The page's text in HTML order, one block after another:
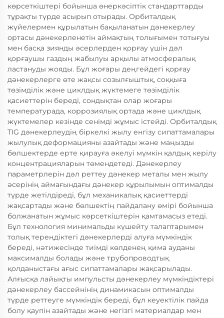
көрсеткіштері бойынша өнеркәсіптік стандарттарды
тұрақты түрде асырып отырады. Орбиталдық
жүйелермен құрылатын бақыланатын дәнекерлеу
ортасы дәнекерленетін аймақтың толығымен тотығуы
мен басқа зиянды әсерлерден қорғау үшін дәл
қорғаушы газдың жабылуы арқылы атмосфералық
ластануды жояды. Бұл жоғары деңгейдегі қорғау
дәнекерлерге өте жақсы созылғыштық, соққыға
төзімділік және циклдық жүктемеге төзімділік
қасиеттерін береді, сондықтан олар жоғары
температурада, коррозиялық ортада және циклдық
жүктемелер кезінде сенімді жұмыс істейді. Орбиталдық
TIG дәнекерлеудің біркелкі жылу енгізу сипаттамалары
жылулық деформацияны азайтады және маңызды
бөлшектерде ерте қирауға әкелуі мүмкін қалдық керілу
концентрацияларын төмендетеді. Дәнекерлеу
параметрлерін дәл реттеу дәнекер металы мен жылу
әсерінің аймағындағы дәнекер құрылымын оптималды
түрде жетілдіреді, бұл механикалық қасиеттерді
жақсартады және бөлшектің пайдалану өмірі бойынша
болжанатын жұмыс көрсеткіштерін қамтамасыз етеді.
Бұл технология минимальды күшейту талаптарымен
толық тереңдіктегі дәнекерлерді алуға мүмкіндік
береді, нәтижесінде тиімді көлденең қима ауданы
максималды болады және трубопроводтық
қолданыстағы ағыс сипаттамалары жақсарылады.
Алғысқа лайықты импульсты дәнекерлеу мүмкіндіктері
дәнекерлеу бассейнінің динамикасын оптималды
түрде реттеуге мүмкіндік береді, бұл кеуектілік пайда
болу қаупін азайтады және негізгі материалдар мен